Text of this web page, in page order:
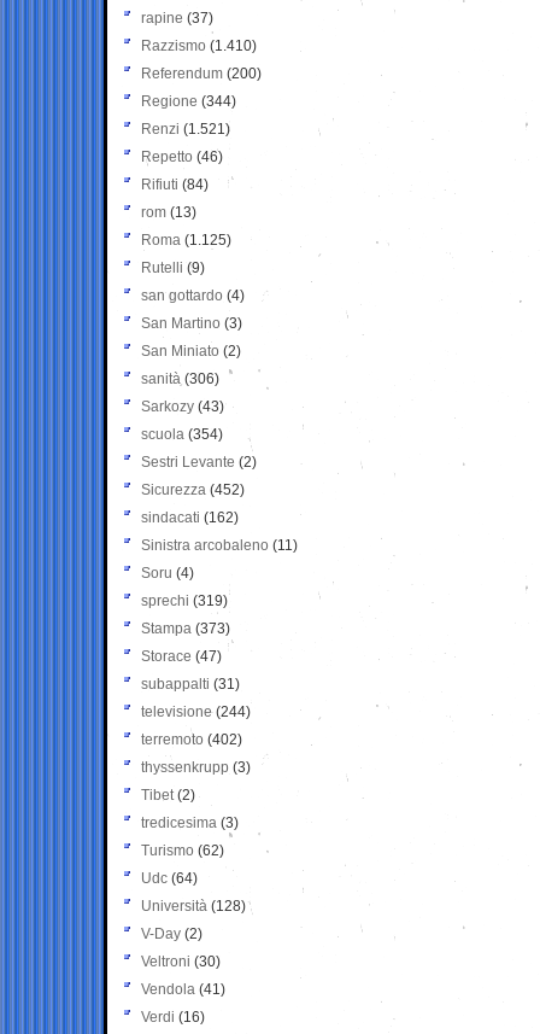
rapine (37)
Razzismo (1.410)
Referendum (200)
Regione (344)
Renzi (1.521)
Repetto (46)
Rifiuti (84)
rom (13)
Roma (1.125)
Rutelli (9)
san gottardo (4)
San Martino (3)
San Miniato (2)
sanità (306)
Sarkozy (43)
scuola (354)
Sestri Levante (2)
Sicurezza (452)
sindacati (162)
Sinistra arcobaleno (11)
Soru (4)
sprechi (319)
Stampa (373)
Storace (47)
subappalti (31)
televisione(244)
terremoto (402)
thyssenkrupp (3)
Tibet(2)
tredicesima (3)
Turismo (62)
Udc (64)
Università (128)
V-Day (2)
Veltroni (30)
Vendola (41)
Verdi (16)